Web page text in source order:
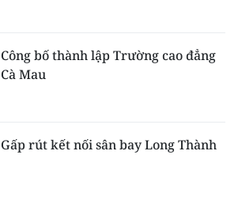
Công bố thành lập Trường cao đẳng
Cà Mau
Gấp rút kết nối sân bay Long Thành